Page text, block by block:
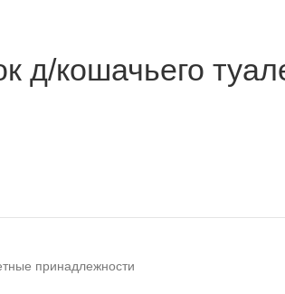
д/кошачьего
принадлежности